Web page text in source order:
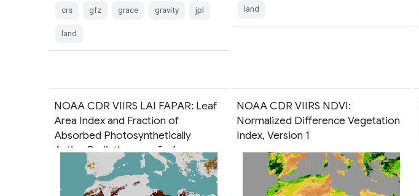
crs gfz grace gravity jpl
land
land
NOAA CDR VIIRS LAI FAPAR: Leaf
Area Index and Fraction of
Absorbed Photosynthetically
Active Radiation, versão 1
NOAA CDR VIIRS NDVI:
Normalized Difference Vegetation
Index, Version 1